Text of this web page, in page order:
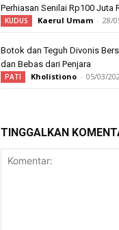
Perhiasan Senilai Rp100 Juta
KUDUS Kaerul Umam - 28/
Botok dan Teguh Divonis
dan Bebas dari Penjara
PATI Kholistiono - 05/03/
TINGGALKAN